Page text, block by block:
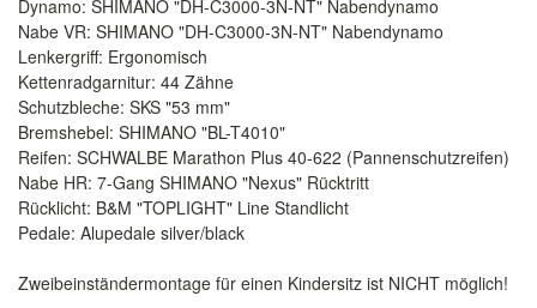
Dynamo: SHIMANO "DH-C3000-3N-NT" Nabendynamo
Nabe VR: SHIMANO "DH-C3000-3N-NT" Nabendynamo
Lenkergriff: Ergonomisch
Kettenradgarnitur: 44 Zähne
Schutzbleche: SKS "53 mm"
Bremshebel: SHIMANO "BL-T4010"
Reifen: SCHWALBE Marathon Plus 40-622 (Pannenschutzreifen)
Nabe HR: 7-Gang SHIMANO "Nexus" Rücktritt
Rücklicht: B&M "TOPLIGHT" Line Standlicht
Pedale: Alupedale silver/black
Zweibeinständermontage für einen Kindersitz ist NICHT möglich!